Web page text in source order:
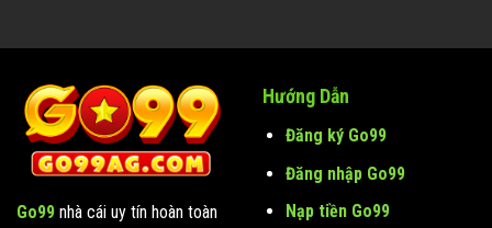
Go99 nhà cái uy tín hoàn toàn
Hướng Dẫn
Đăng ký Go99
Đăng nhập Go99
Nạp tiền Go99